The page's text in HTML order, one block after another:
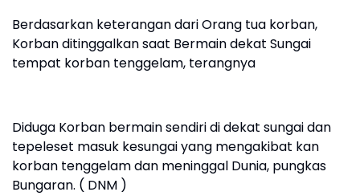
Berdasarkan keterangan dari Orang tua korban,
Korban ditinggalkan saat Bermain dekat Sungai
tempat korban tenggelam, terangnya
Diduga Korban bermain sendiri di dekat sungai dan
tepeleset masuk kesungai yang mengakibat kan
korban tenggelam dan meninggal Dunia, pungkas
Bungaran. ( DNM )